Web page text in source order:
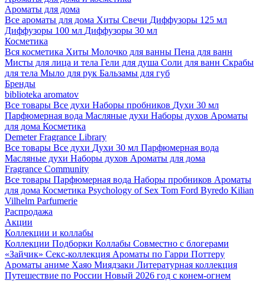
Ароматы для дома
Все ароматы для дома Хиты Свечи Диффузоры 125 мл
Диффузоры 100 мл Диффузоры 30 мл
Косметика
Вся косметика Хиты Молочко для ванны Пена для ванн
Мисты для лица и тела Гели для душа Соли для ванн Скрабы
для тела Мыло для рук Бальзамы для губ
Бренды
biblioteka aromatov
Все товары Все духи Наборы пробников Духи 30 мл
Парфюмерная вода Масляные духи Наборы духов Ароматы
для дома Косметика
Demeter Fragrance Library
Все товары Все духи Духи 30 мл Парфюмерная вода
Масляные духи Наборы духов Ароматы для дома
Fragrance Community
Все товары Парфюмерная вода Наборы пробников Ароматы
для дома Косметика Psychology of Sex Tom Ford Byredo Kilian
Vilhelm Parfumerie
Распродажа
Акции
Коллекции и коллабы
Коллекции Подборки Коллабы Совместно с блогерами
«Зайчик» Секс-коллекция Ароматы по Гарри Поттеру
Ароматы аниме Хаяо Миядзаки Литературная коллекция
Путешествие по России Новый 2026 год с конем-огнем